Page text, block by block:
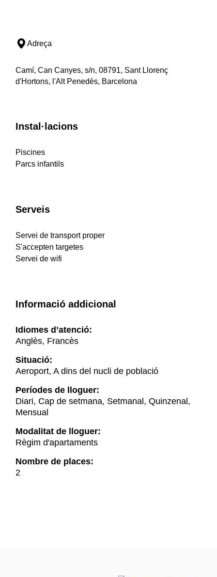
Adreça
Camí, Can Canyes, s/n, 08791, Sant Llorenç
d'Hortons, l'Alt Penedès, Barcelona
Instal·lacions
Piscines
Parcs infantils
Serveis
Servei de transport proper
S'accepten targetes
Servei de wifi
Informació addicional
Idiomes d’atenció:
Anglès, Francès
Situació:
Aeroport, A dins del nucli de població
Períodes de lloguer:
Diari, Cap de setmana, Setmanal, Quinzenal,
Mensual
Modalitat de lloguer:
Règim d'apartaments
Nombre de places:
2